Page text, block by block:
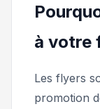
à votre
Les flyers
promotion